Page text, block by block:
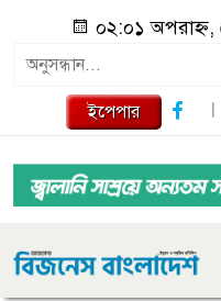
০২:০১
ইপেপার